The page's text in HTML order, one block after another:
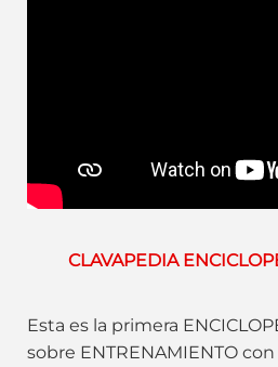
CLAVAPEDIA
Esta es la primera
sobre ENTRENAMIENTO con